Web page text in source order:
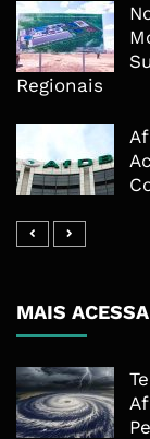
Regionais
MAIS